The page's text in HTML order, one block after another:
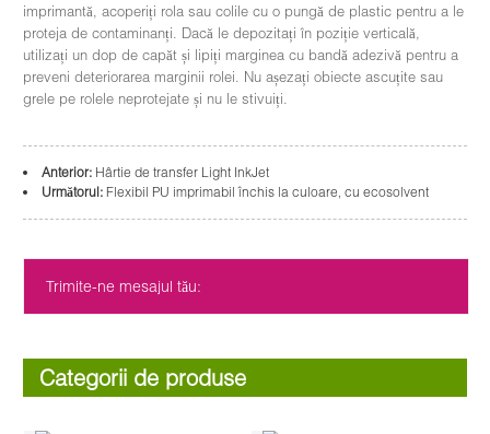
imprimantă, acoperiți rola sau colile cu o pungă de plastic pentru a le
proteja de contaminanți. Dacă le depozitați în poziție verticală,
utilizați un dop de capăt și lipiți marginea cu bandă adezivă pentru a
preveni deteriorarea marginii rolei. Nu așezați obiecte ascuțite sau
grele pe rolele neprotejate și nu le stivuiți.
Anterior: Hârtie de transfer Light InkJet
Următorul: Flexibil PU imprimabil închis la culoare, cu ecosolvent
Trimite-ne mesajul tău:
Categorii de produse